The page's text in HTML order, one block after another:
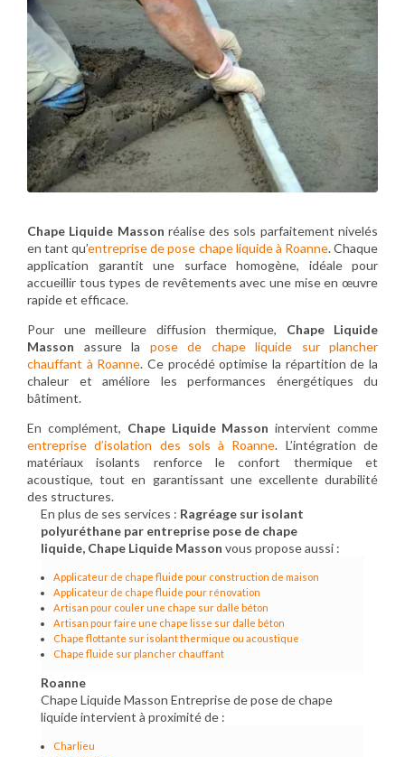
Chape Liquide Masson réalise des sols parfaitement nivelés
en tant qu’entreprise de pose chape liquide à Roanne. Chaque
application garantit une surface homogène, idéale pour
accueillir tous types de revêtements avec une mise en œuvre
rapide et efficace.
Pour une meilleure diffusion thermique, Chape Liquide
Masson assure la pose de chape liquide sur plancher
chauffant à Roanne. Ce procédé optimise la répartition de la
chaleur et améliore les performances énergétiques du
bâtiment.
En complément, Chape Liquide Masson intervient comme
entreprise d’isolation des sols à Roanne. L’intégration de
matériaux isolants renforce le confort thermique et
acoustique, tout en garantissant une excellente durabilité
des structures.
En plus de ses services : Ragréage sur isolant
polyuréthane par entreprise pose de chape
liquide, Chape Liquide Masson vous propose aussi :
Applicateur de chape fluide pour construction de maison
Applicateur de chape fluide pour rénovation
Artisan pour couler une chape sur dalle béton
Artisan pour faire une chape lisse sur dalle béton
Chape flottante sur isolant thermique ou acoustique
Chape fluide sur plancher chauffant
Roanne
Chape Liquide Masson Entreprise de pose de chape
liquide intervient à proximité de :
Charlieu